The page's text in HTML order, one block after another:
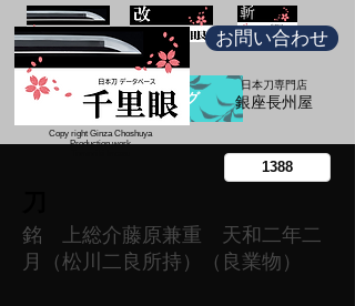
ブログ
お問い合わせ
日本刀専門店
​銀座長州屋
Copy right Ginza Choshuya
Production work
銘 上総介藤原兼重 天和二年二
月（松川二良所持）（良業物）